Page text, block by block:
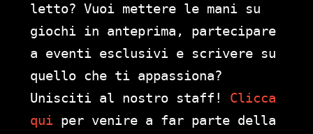
letto? Vuoi mettere le mani su
giochi in anteprima, partecipare
a eventi esclusivi e scrivere su
quello che ti appassiona?
Unisciti al nostro staff! Clicca
qui per venire a far parte della